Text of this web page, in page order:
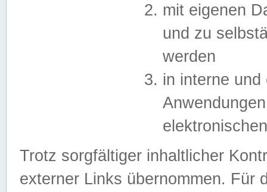
mit eigenen
und zu
werden
in interne
Trotz sorgfältiger inhaltlicher
externer Links übernommen. Für